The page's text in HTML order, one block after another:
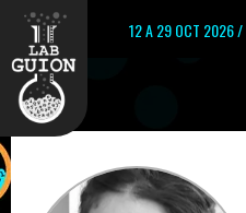
12 A 29 OCT 2026 /